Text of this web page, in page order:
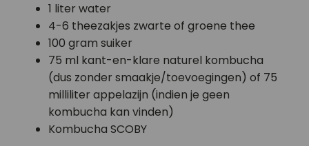
1 liter water
4-6 theezakjes zwarte of groene thee
100 gram suiker
75 ml kant-en-klare naturel kombucha
(dus zonder smaakje/toevoegingen) of 75
milliliter appelazijn (indien je geen
kombucha kan vinden)
Kombucha SCOBY